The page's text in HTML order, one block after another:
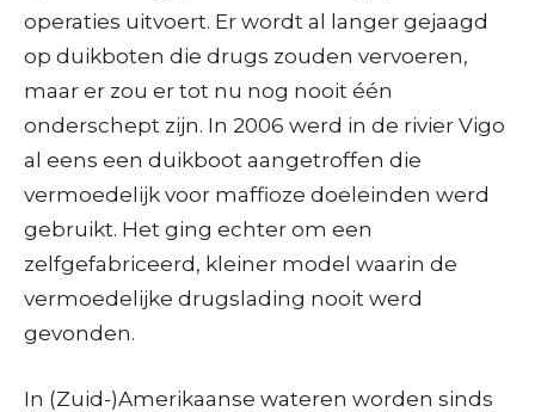
operaties uitvoert. Er wordt al langer gejaagd
op duikboten die drugs zouden vervoeren,
maar er zou er tot nu nog nooit één
onderschept zijn. In 2006 werd in de rivier Vigo
al eens een duikboot aangetroffen die
vermoedelijk voor maffioze doeleinden werd
gebruikt. Het ging echter om een
zelfgefabriceerd, kleiner model waarin de
vermoedelijke drugslading nooit werd
gevonden.
In (Zuid-)Amerikaanse wateren worden sinds